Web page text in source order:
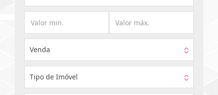
Venda
Tipo de Imóvel